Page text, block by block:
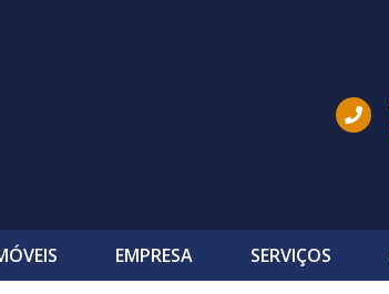
EMPRESA SERVIÇOS